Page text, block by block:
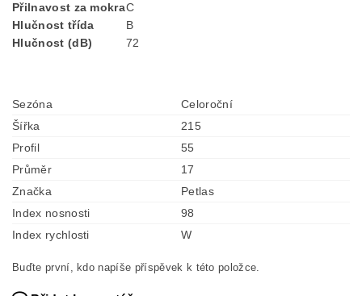
Přilnavost za mokraC
Hlučnost třída
B
Hlučnost (dB)
72
Sezóna
Celoroční
Šířka
215
Profil
55
Průměr
17
Značka
Petlas
Index nosnosti
98
Index rychlosti
W
Buďte první, kdo napíše příspěvek k této položce.